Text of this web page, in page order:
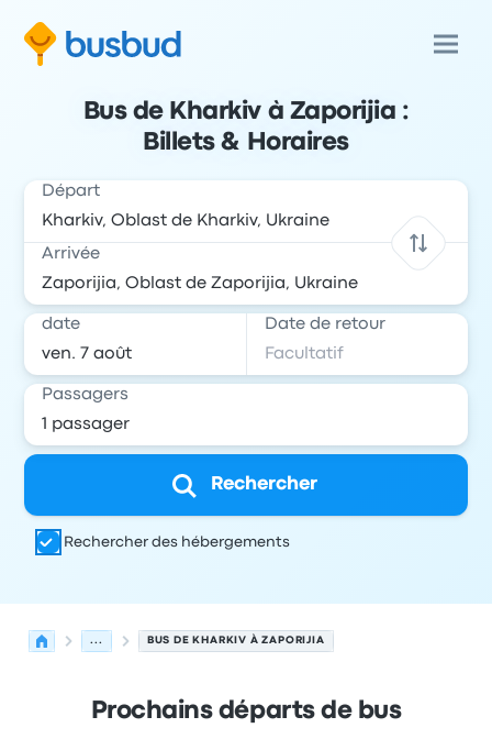
Bus de Kharkiv à Zaporijia :
Billets & Horaires
Départ
Arrivée
date Date de retour
Passagers
Rechercher
Rechercher des hébergements
... BUS DE KHARKIV À ZAPORIJIA
Prochains départs de bus